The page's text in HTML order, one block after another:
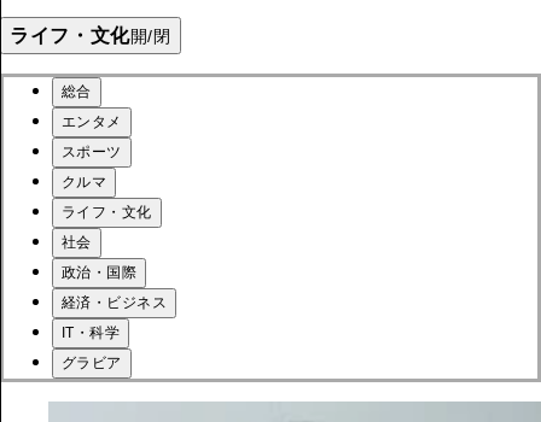
ライフ・文化開/閉
総合
エンタメ
スポーツ
クルマ
ライフ・文化
社会
政治・国際
経済・ビジネス
IT・科学
グラビア